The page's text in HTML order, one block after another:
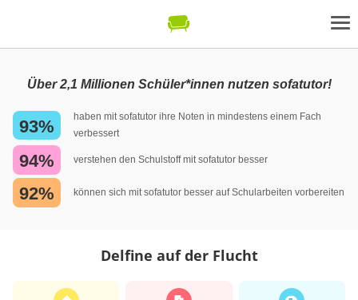
Über 2,1 Millionen Schüler*innen nutzen sofatutor!
93%
haben mit sofatutor ihre Noten in mindestens einem Fach
verbessert
94% verstehen den Schulstoff mit sofatutor besser
92% können sich mit sofatutor besser auf Schularbeiten vorbereiten
Delfine auf der Flucht